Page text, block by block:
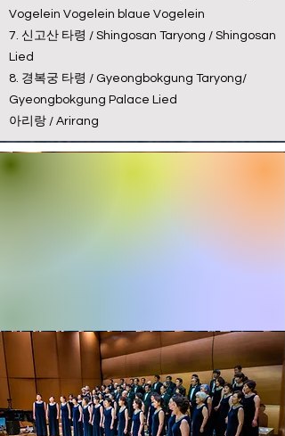
Vogelein Vogelein blaue Vogelein
7. 신고산 타령 / Shingosan Taryong / Shingosan
Lied
8. 경복궁 타령 / Gyeongbokgung Taryong/
Gyeongbokgung Palace Lied
아리랑 / Arirang